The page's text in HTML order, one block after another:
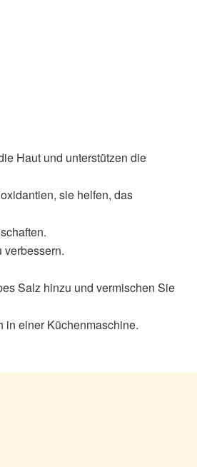
Haut und unterstützen die
sie helfen, das
verbessern.
Salz hinzu und vermischen Sie
in einer Küchenmaschine.